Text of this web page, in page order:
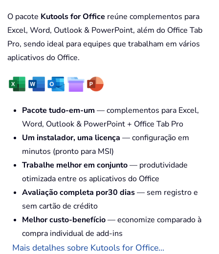
O pacote Kutools for Office reúne complementos para
Excel, Word, Outlook & PowerPoint, além do Office Tab
Pro, sendo ideal para equipes que trabalham em vários
aplicativos do Office.
Pacote tudo-em-um — complementos para Excel,
Word, Outlook & PowerPoint + Office Tab Pro
Um instalador, uma licença — configuração em
minutos (pronto para MSI)
Trabalhe melhor em conjunto— produtividade
otimizada entre os aplicativos do Office
Avaliação completa por30 dias— sem registro e
sem cartão de crédito
Melhor custo-benefício— economize comparado à
compra individual de add-ins
Mais detalhes sobre Kutools for Office...